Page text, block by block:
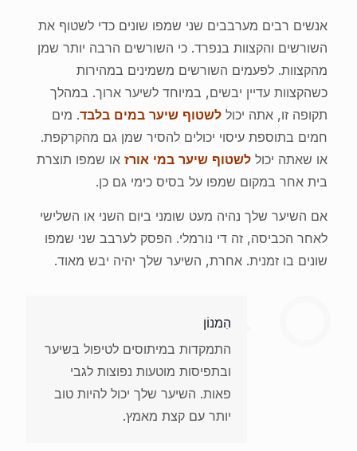
אנשים רבים מערבבים שני שמפו שונים כדי לשטוף את
השורשים והקצוות בנפרד. כי השורשים הרבה יותר שמן
מהקצוות. לפעמים השורשים משמינים במהירות
כשהקצוות עדיין יבשים, במיוחד לשיער ארוך. במהלך
תקופה זו, אתה יכול לשטוף שיער במים בלבד. מים
חמים בתוספת עיסוי יכולים להסיר שמן גם מהקרקפת.
או שאתה יכול לשטוף שיער במי אורזאו שמפו תוצרת
בית אחר במקום שמפו על בסיס כימי גם כן.
אם השיער שלך נהיה מעט שומני ביום השני או השלישי
לאחר הכביסה, זה די נורמלי. הפסק לערבב שני שמפו
שונים בו זמנית. אחרת, השיער שלך יהיה יבש מאוד.
הִמנוֹן
התמקדות במיתוסים לטיפול בשיער
ובתפיסות מוטעות נפוצות לגבי
פאות. השיער שלך יכול להיות טוב
יותר עם קצת מאמץ.